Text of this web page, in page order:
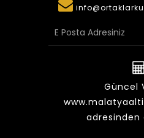
Güncel
adresinden